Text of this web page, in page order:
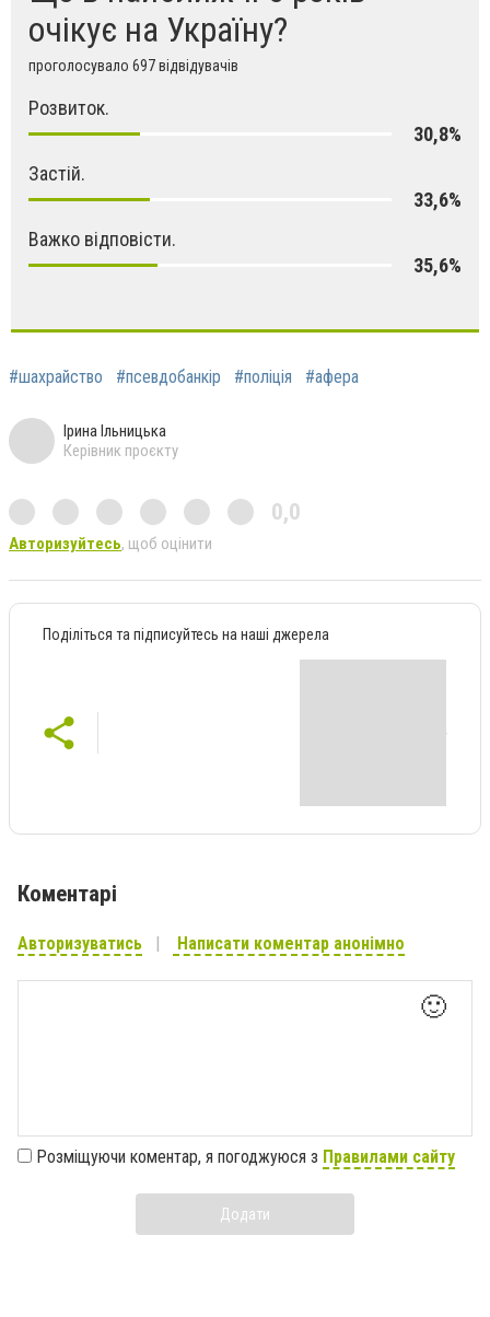
очікує на Україну?
проголосувало 697 відвідувачів
Розвиток.
30,8%
Застій.
33,6%
Важко відповісти.
35,6%
#шахрайство #псевдобанкір #поліція #афера
Ірина Ільницька
Керівник проєкту
0,0
Авторизуйтесь, щоб оцінити
Поділіться та підписуйтесь на наші джерела
Коментарі
Авторизуватись Написати коментар анонімно
🙂
Розміщуючи коментар, я погоджуюся з Правилами сайту
Додати